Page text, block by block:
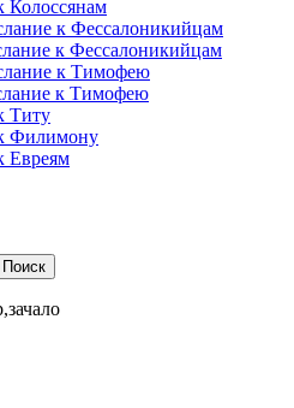
Колоссянам
к Фессалоникийцам
к Фессалоникийцам
к Тимофею
к Тимофею
Титу
Филимону
Евреям
зачало